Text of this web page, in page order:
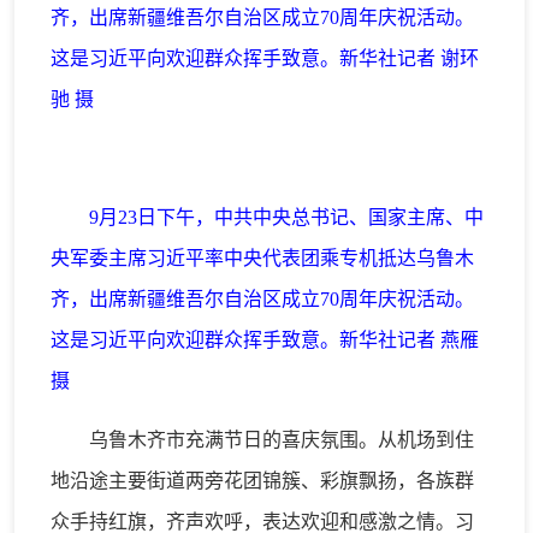
齐，出席新疆维吾尔自治区成立70周年庆祝活动。
这是习近平向欢迎群众挥手致意。新华社记者 谢环
驰 摄
9月23日下午，中共中央总书记、国家主席、中
央军委主席习近平率中央代表团乘专机抵达乌鲁木
齐，出席新疆维吾尔自治区成立70周年庆祝活动。
这是习近平向欢迎群众挥手致意。新华社记者 燕雁
摄
乌鲁木齐市充满节日的喜庆氛围。从机场到住
地沿途主要街道两旁花团锦簇、彩旗飘扬，各族群
众手持红旗，齐声欢呼，表达欢迎和感激之情。习